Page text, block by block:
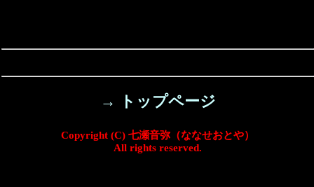
→ トップページ
Copyright (C) 七瀬音弥（ななせおとや）
All rights reserved.